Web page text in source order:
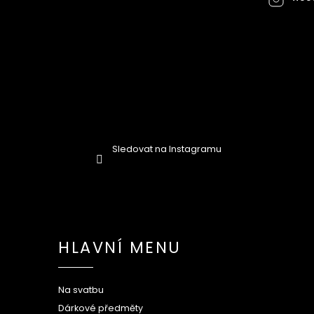
Sledovat na Instagramu
HLAVNÍ MENU
Na svatbu
Dárkové předměty